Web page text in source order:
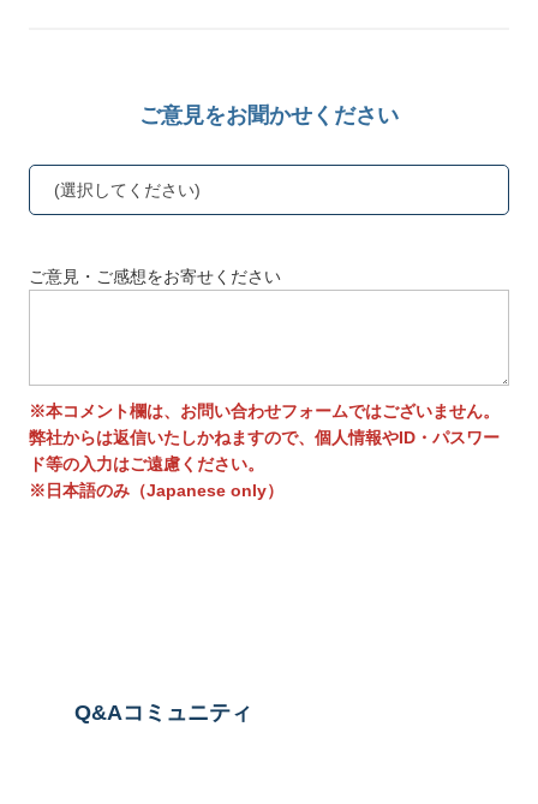
ご意見をお聞かせください
(選択してください)
ご意見・ご感想をお寄せください
※本コメント欄は、お問い合わせフォームではございません。
弊社からは返信いたしかねますので、個人情報やID・パスワー
ド等の入力はご遠慮ください。
※日本語のみ（Japanese only）
Q&Aコミュニティ